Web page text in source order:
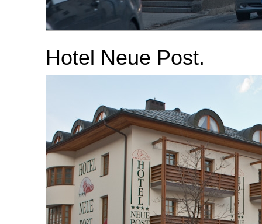
Hotel Neue Post.